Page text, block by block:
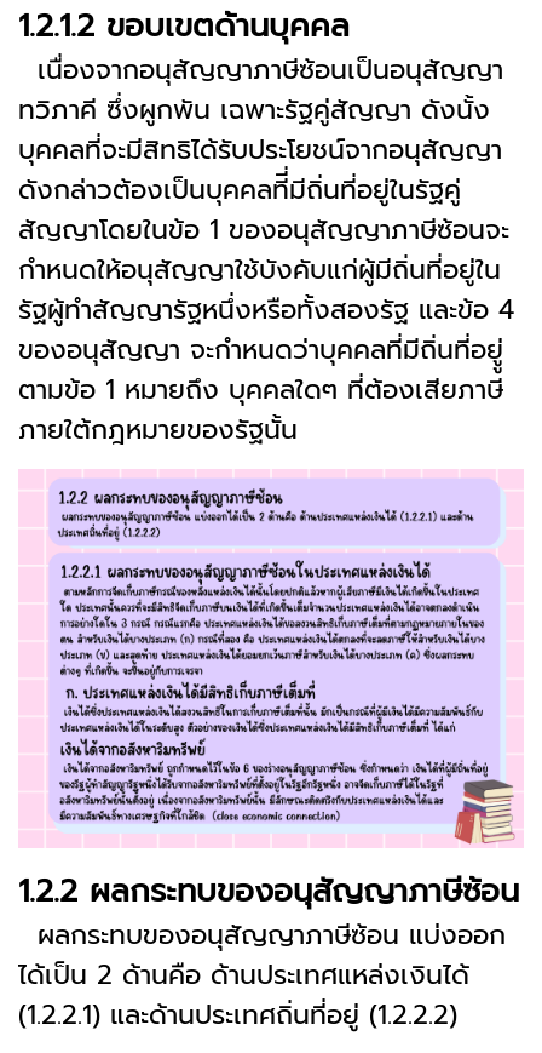
1.2.1.2 ขอบเขตด้านบุคคล
เนื่องจากอนุสัญญาภาษีซ้อนเป็นอนุสัญญา
ทวิภาคี ซึ่งผูกพัน เฉพาะรัฐคู่สัญญา ดังนั้ง
บุคคลที่จะมีสิทธิได้รับประโยชน์จากอนุสัญญา
ดังกล่าวต้องเป็นบุคคลทีี่มีถิ่นที่อยู่ในรัฐคู่
สัญญาโดยในข้อ 1 ของอนุสัญญาภาษีซ้อนจะ
กำหนดให้อนุสัญญาใช้บังคับแก่ผู้มีถิ่นที่อยู่ใน
รัฐผู้ทำสัญญารัฐหนึ่งหรือทั้งสองรัฐ และข้อ 4
ของอนุสัญญา จะกำหนดว่าบุคคลที่มีถิ่นที่อยูู่
ตามข้อ 1 หมายถึง บุคคลใดๆ ที่ต้องเสียภาษี
ภายใต้กฎหมายของรัฐนั้น
1.2.2 ผลกระทบของอนุสัญญาภาษีซ้อน
ผลกระทบของอนุสัญญาภาษีซ้อน แบ่งออก
ได้เป็น 2 ด้านคือ ด้านประเทศแหล่งเงินได้
(1.2.2.1) และด้านประเทศถิ่นที่อยู่ (1.2.2.2)